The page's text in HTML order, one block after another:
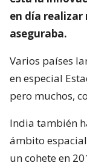
en día realizar
aseguraba.
Varios países
en especial
pero muchos,
India también
ámbito
un cohete en